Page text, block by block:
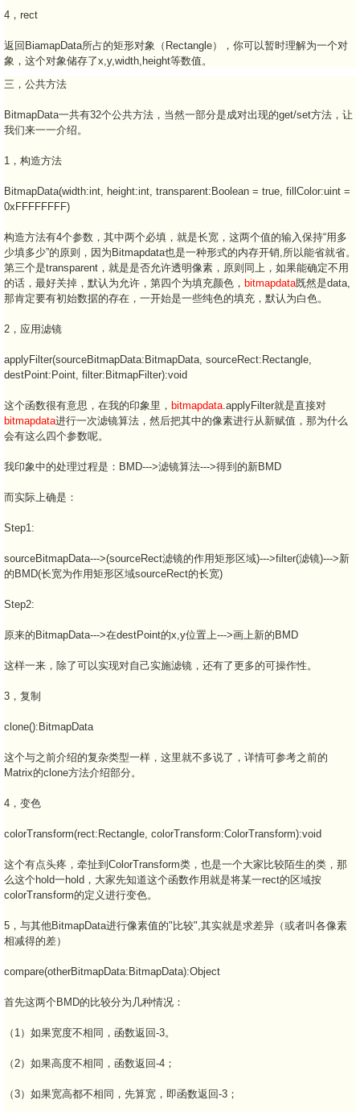
4，rect
返回BiamapData所占的矩形对象（Rectangle），你可以暂时理解为一个对
象，这个对象储存了x,y,width,height等数值。
三，公共方法
BitmapData一共有32个公共方法，当然一部分是成对出现的get/set方法，让
我们来一一介绍。
1，构造方法
BitmapData(width:int, height:int, transparent:Boolean = true, fillColor:uint =
0xFFFFFFFF)
构造方法有4个参数，其中两个必填，就是长宽，这两个值的输入保持“用多
少填多少”的原则，因为Bitmapdata也是一种形式的内存开销,所以能省就省。
第三个是transparent，就是是否允许透明像素，原则同上，如果能确定不用
的话，最好关掉，默认为允许，第四个为填充颜色， bitmapdata既然是data,
那肯定要有初始数据的存在，一开始是一些纯色的填充，默认为白色。
2，应用滤镜
applyFilter(sourceBitmapData:BitmapData, sourceRect:Rectangle,
destPoint:Point, filter:BitmapFilter):void
这个函数很有意思，在我的印象里， bitmapdata.applyFilter就是直接对
bitmapdata进行一次滤镜算法，然后把其中的像素进行从新赋值，那为什么
会有这么四个参数呢。
我印象中的处理过程是：BMD--->滤镜算法--->得到的新BMD
而实际上确是：
Step1:
sourceBitmapData--->(sourceRect滤镜的作用矩形区域)--->filter(滤镜)--->新
的BMD(长宽为作用矩形区域sourceRect的长宽)
Step2:
原来的BitmapData--->在destPoint的x,y位置上--->画上新的BMD
这样一来，除了可以实现对自己实施滤镜，还有了更多的可操作性。
3，复制
clone():BitmapData
这个与之前介绍的复杂类型一样，这里就不多说了，详情可参考之前的
Matrix的clone方法介绍部分。
4，变色
colorTransform(rect:Rectangle, colorTransform:ColorTransform):void
这个有点头疼，牵扯到ColorTransform类，也是一个大家比较陌生的类，那
么这个hold一hold，大家先知道这个函数作用就是将某一rect的区域按
colorTransform的定义进行变色。
5，与其他BitmapData进行像素值的"比较",其实就是求差异（或者叫各像素
相减得的差）
compare(otherBitmapData:BitmapData):Object
首先这两个BMD的比较分为几种情况：
（1）如果宽度不相同，函数返回-3。
（2）如果高度不相同，函数返回-4；
（3）如果宽高都不相同，先算宽，即函数返回-3；